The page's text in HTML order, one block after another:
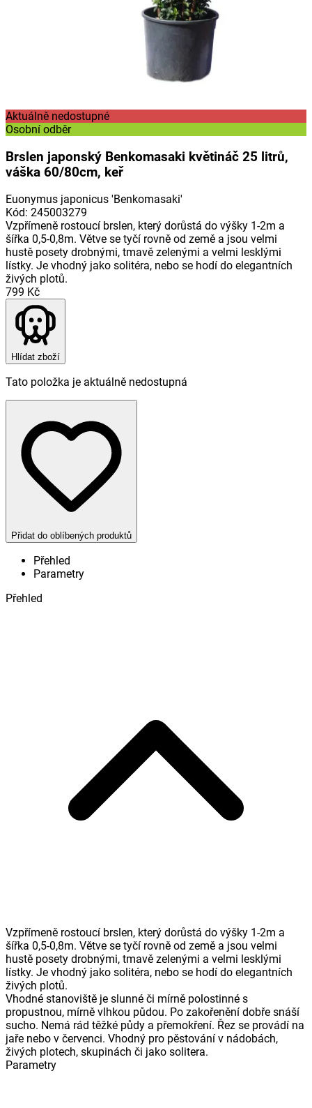
Aktuálně nedostupné
Osobní odběr
Brslen japonský Benkomasaki květináč 25 litrů,
váška 60/80cm, keř
Euonymus japonicus 'Benkomasaki'
Kód: 245003279
Vzpřímeně rostoucí brslen, který dorůstá do výšky 1-2m a
šířka 0,5-0,8m. Větve se tyčí rovně od země a jsou velmi
hustě posety drobnými, tmavě zelenými a velmi lesklými
lístky. Je vhodný jako solitéra, nebo se hodí do elegantních
živých plotů.
799 Kč
Hlídat zboží
Tato položka je aktuálně nedostupná
Přidat do oblíbených produktů
Přehled
Parametry
Přehled
Vzpřímeně rostoucí brslen, který dorůstá do výšky 1-2m a
šířka 0,5-0,8m. Větve se tyčí rovně od země a jsou velmi
hustě posety drobnými, tmavě zelenými a velmi lesklými
lístky. Je vhodný jako solitéra, nebo se hodí do elegantních
živých plotů.
Vhodné stanoviště je slunné či mírně polostinné s
propustnou, mírně vlhkou půdou. Po zakořenění dobře snáší
sucho. Nemá rád těžké půdy a přemokření. Řez se provádí na
jaře nebo v červenci. Vhodný pro pěstování v nádobách,
živých plotech, skupinách či jako solitera.
Parametry